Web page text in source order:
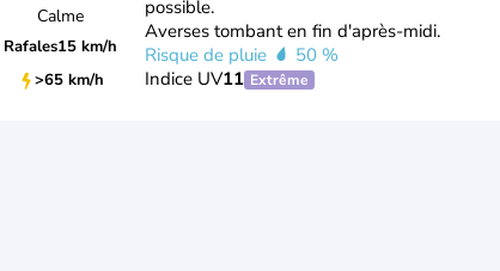
Calme
Rafales15 km/h
>65 km/h
possible.
Averses tombant en fin d'après-midi.
Risque de pluie
50 %
Indice UV11 Extrême